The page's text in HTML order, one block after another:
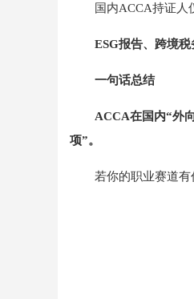
国内ACCA持证人
ESG报告、跨境
一句话总结
ACCA在国内“外
项”。
若你的职业赛道有